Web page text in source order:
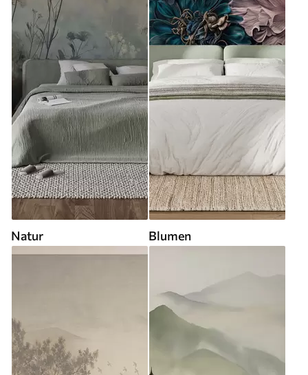
Natur Blumen